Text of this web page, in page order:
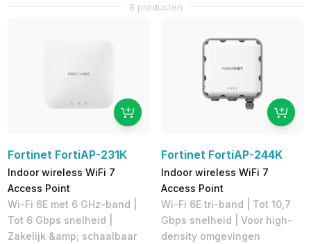
8 producten
Fortinet FortiAP-231K
Indoor wireless WiFi 7
Access Point
Wi-Fi 6E met 6 GHz-band |
Tot 6 Gbps snelheid |
Zakelijk &amp; schaalbaar
Fortinet FortiAP-244K
Indoor wireless WiFi 7
Access Point
Wi-Fi 6E tri-band | Tot 10,7
Gbps snelheid | Voor high-
density omgevingen